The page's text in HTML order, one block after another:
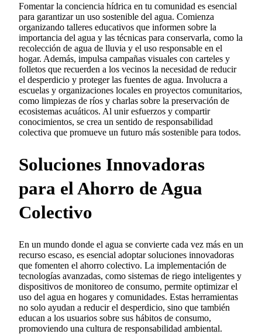
Fomentar la conciencia hídrica en tu comunidad es esencial
para garantizar un uso sostenible del agua. Comienza
organizando talleres educativos que informen sobre la
importancia del agua y las técnicas para conservarla, como la
recolección de agua de lluvia y el uso responsable en el
hogar. Además, impulsa campañas visuales con carteles y
folletos que recuerden a los vecinos la necesidad de reducir
el desperdicio y proteger las fuentes de agua. Involucra a
escuelas y organizaciones locales en proyectos comunitarios,
como limpiezas de ríos y charlas sobre la preservación de
ecosistemas acuáticos. Al unir esfuerzos y compartir
conocimientos, se crea un sentido de responsabilidad
colectiva que promueve un futuro más sostenible para todos.
Soluciones Innovadoras
para el Ahorro de Agua
Colectivo
En un mundo donde el agua se convierte cada vez más en un
recurso escaso, es esencial adoptar soluciones innovadoras
que fomenten el ahorro colectivo. La implementación de
tecnologías avanzadas, como sistemas de riego inteligentes y
dispositivos de monitoreo de consumo, permite optimizar el
uso del agua en hogares y comunidades. Estas herramientas
no solo ayudan a reducir el desperdicio, sino que también
educan a los usuarios sobre sus hábitos de consumo,
promoviendo una cultura de responsabilidad ambiental.